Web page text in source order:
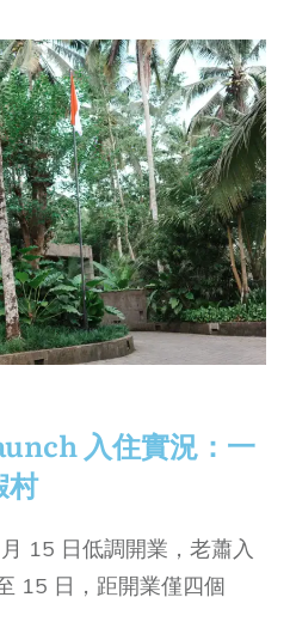
入住實況：一
村
15 日低調開業，老蕭入
15 日，距開業僅四個